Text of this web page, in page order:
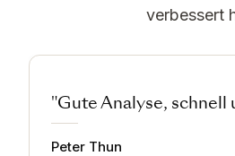
verbessert
"Gute Analyse, schnell
Peter Thun